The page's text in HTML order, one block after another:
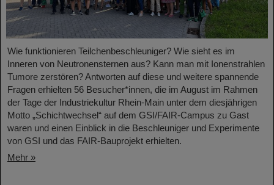
Wie funktionieren Teilchenbeschleuniger? Wie sieht es im
Inneren von Neutronensternen aus? Kann man mit Ionenstrahlen
Tumore zerstören? Antworten auf diese und weitere spannende
Fragen erhielten 56 Besucher*innen, die im August im Rahmen
der Tage der Industriekultur Rhein-Main unter dem diesjährigen
Motto „Schichtwechsel“ auf dem GSI/FAIR-Campus zu Gast
waren und einen Einblick in die Beschleuniger und Experimente
von GSI und das FAIR-Bauprojekt erhielten.
Mehr »